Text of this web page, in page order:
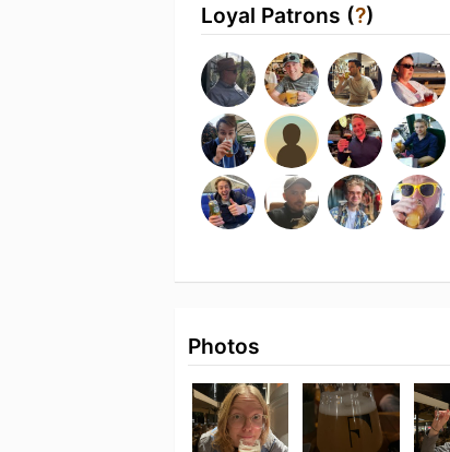
Loyal Patrons (?)
Photos